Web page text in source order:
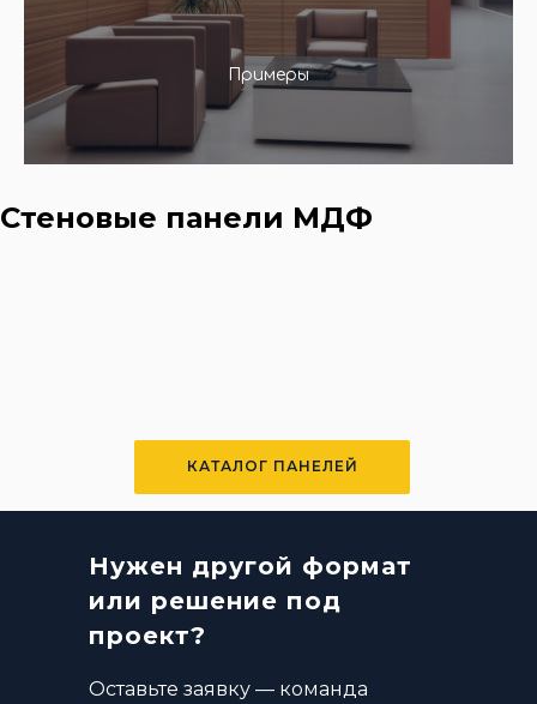
Примеры
Стеновые панели МДФ
КАТАЛОГ ПАНЕЛЕЙ
Нужен другой формат
или решение под
проект?
Оставьте заявку — команда